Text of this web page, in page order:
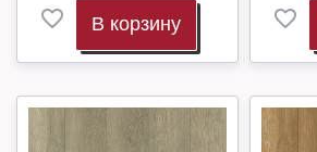
В корзину